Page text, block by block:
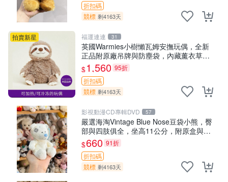
折扣碼
競標 剩4163天
拍賣新星 福運連連 31
英國Warmies小樹懶瓦姆安撫玩偶，全新
正品附原廠吊牌與防塵袋，內藏薰衣草可
加熱，適合各個年齡層，冷暖兩用享受抱
抱樂趣，不容錯過嚴選好物 溫暖 冷感
$1,560 95折
折扣碼
競標 剩4163天
影視動漫CD專輯DVD 57
嚴選海淘Vintage Blue Nose豆袋小熊，臀
部與四肢俱全，坐高11公分，附原盒與吊
牌收藏。藍鼻子小熊，值得擁有 玩具 憶熊
$660 91折
折扣碼
競標 剩4163天